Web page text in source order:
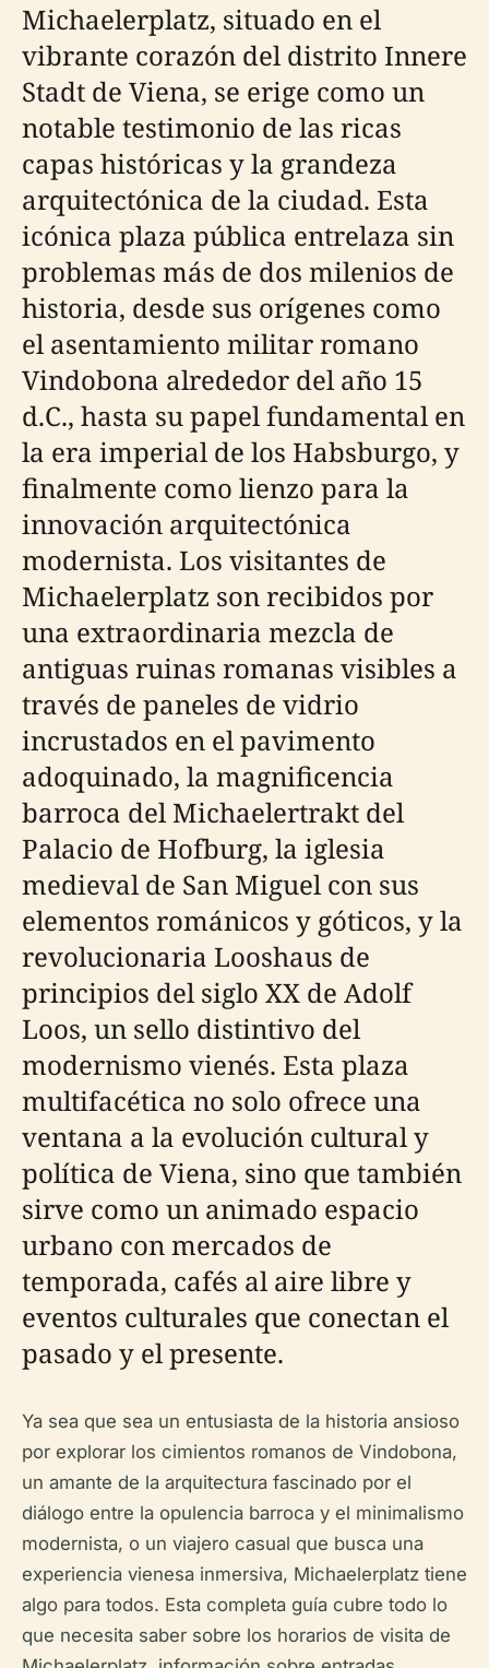
Michaelerplatz, situado en el
vibrante corazón del distrito Innere
Stadt de Viena, se erige como un
notable testimonio de las ricas
capas históricas y la grandeza
arquitectónica de la ciudad. Esta
icónica plaza pública entrelaza sin
problemas más de dos milenios de
historia, desde sus orígenes como
el asentamiento militar romano
Vindobona alrededor del año 15
d.C., hasta su papel fundamental en
la era imperial de los Habsburgo, y
finalmente como lienzo para la
innovación arquitectónica
modernista. Los visitantes de
Michaelerplatz son recibidos por
una extraordinaria mezcla de
antiguas ruinas romanas visibles a
través de paneles de vidrio
incrustados en el pavimento
adoquinado, la magnificencia
barroca del Michaelertrakt del
Palacio de Hofburg, la iglesia
medieval de San Miguel con sus
elementos románicos y góticos, y la
revolucionaria Looshaus de
principios del siglo XX de Adolf
Loos, un sello distintivo del
modernismo vienés. Esta plaza
multifacética no solo ofrece una
ventana a la evolución cultural y
política de Viena, sino que también
sirve como un animado espacio
urbano con mercados de
temporada, cafés al aire libre y
eventos culturales que conectan el
pasado y el presente.
Ya sea que sea un entusiasta de la historia ansioso
por explorar los cimientos romanos de Vindobona,
un amante de la arquitectura fascinado por el
diálogo entre la opulencia barroca y el minimalismo
modernista, o un viajero casual que busca una
experiencia vienesa inmersiva, Michaelerplatz tiene
algo para todos. Esta completa guía cubre todo lo
que necesita saber sobre los horarios de visita de